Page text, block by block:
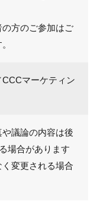
方のご参加はご
マーケティン
や議論の内容は後
場合があります
く変更される場合